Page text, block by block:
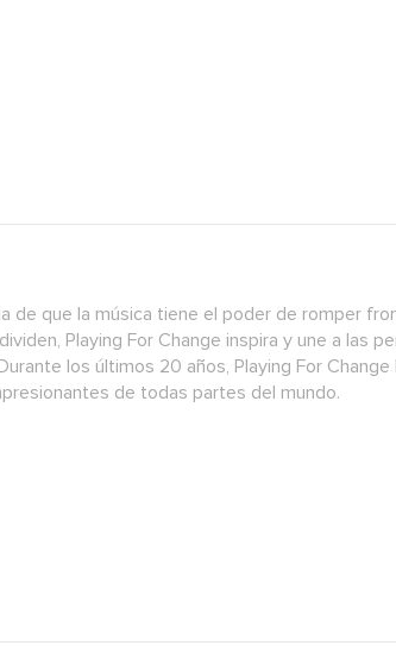
de que la música tiene el poder de romper
Playing For Change inspira y une a las
los últimos 20 años, Playing For
de todas partes del mundo.